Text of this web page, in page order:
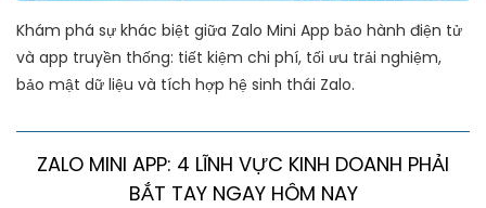
Khám phá sự khác biệt giữa Zalo Mini App bảo hành điện tử
và app truyền thống: tiết kiệm chi phí, tối ưu trải nghiệm,
bảo mật dữ liệu và tích hợp hệ sinh thái Zalo.
ZALO MINI APP: 4 LĨNH VỰC KINH DOANH PHẢI
BẮT TAY NGAY HÔM NAY